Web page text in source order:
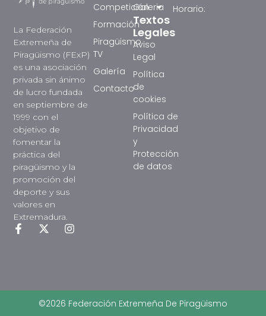
La Federación
Extremeña de
Piragüismo (FExP)
es una asociación
privada sin ánimo
de lucro fundada
en septiembre de
1999 con el
objetivo de
fomentar la
práctica del
piragüismo y la
promoción del
deporte y sus
valores en
Extremadura.
Galeria
Textos
Legales
Aviso
Legal
Política
de
cookies
Política de
Privacidad
y
Protección
de datos
Competición
Formación
Piragüismo
TV
Galería
Contacto
Horario:
©2026 Federación Extremeña De Piragüismo